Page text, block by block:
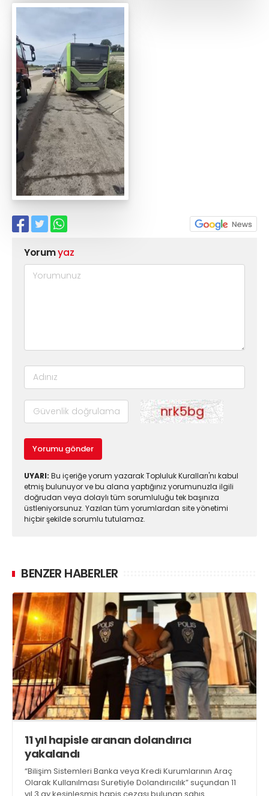
Yorumyaz
Yorumu gönder
UYARI: Bu içeriğe yorum yazarak Topluluk Kuralları'nı kabul
etmiş bulunuyor ve bu alana yaptığınız yorumunuzla ilgili
doğrudan veya dolaylı tüm sorumluluğu tek başınıza
üstleniyorsunuz. Yazılan tüm yorumlardan site yönetimi
hiçbir şekilde sorumlu tutulamaz.
BENZER HABERLER
11 yıl hapisle aranan dolandırıcı
yakalandı
“Bilişim Sistemleri Banka veya Kredi Kurumlarının Araç
Olarak Kullanılması Suretiyle Dolandırıcılık” suçundan 11